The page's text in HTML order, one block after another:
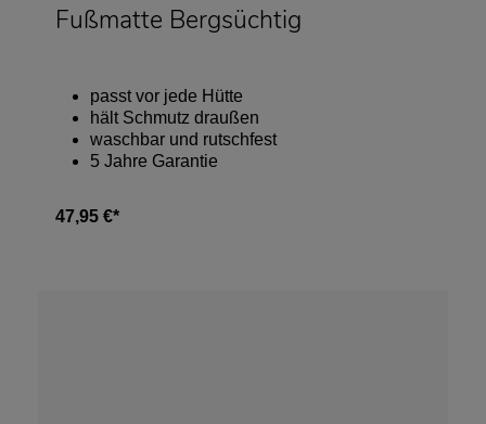
Fußmatte Bergsüchtig
passt vor jede Hütte
hält Schmutz draußen
waschbar und rutschfest
5 Jahre Garantie
47,95 €*